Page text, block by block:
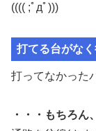
(((( ;ﾟдﾟ)))
打てる台がな
打ってなかった
・・・もちろん